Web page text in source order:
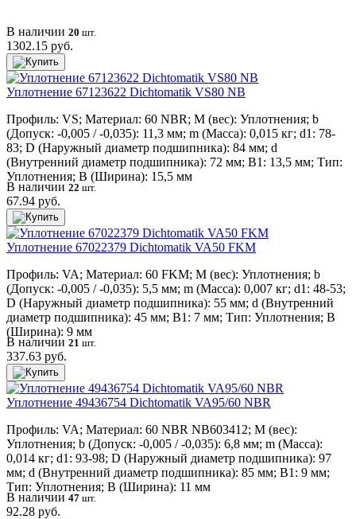
В наличии 20 шт.
1302.15 руб.
Уплотнение 67123622 Dichtomatik VS80 NB
Профиль: VS; Материал: 60 NBR; M (вес): Уплотнения; b
(Допуск: -0,005 / -0,035): 11,3 мм; m (Масса): 0,015 кг; d1: 78-
83; D (Наружный диаметр подшипника): 84 мм; d
(Внутренний диаметр подшипника): 72 мм; B1: 13,5 мм; Тип:
Уплотнения; B (Ширина): 15,5 мм
В наличии 22 шт.
67.94 руб.
Уплотнение 67022379 Dichtomatik VA50 FKM
Профиль: VA; Материал: 60 FKM; M (вес): Уплотнения; b
(Допуск: -0,005 / -0,035): 5,5 мм; m (Масса): 0,007 кг; d1: 48-53;
D (Наружный диаметр подшипника): 55 мм; d (Внутренний
диаметр подшипника): 45 мм; B1: 7 мм; Тип: Уплотнения; B
(Ширина): 9 мм
В наличии 21 шт.
337.63 руб.
Уплотнение 49436754 Dichtomatik VA95/60 NBR
Профиль: VA; Материал: 60 NBR NB603412; M (вес):
Уплотнения; b (Допуск: -0,005 / -0,035): 6,8 мм; m (Масса):
0,014 кг; d1: 93-98; D (Наружный диаметр подшипника): 97
мм; d (Внутренний диаметр подшипника): 85 мм; B1: 9 мм;
Тип: Уплотнения; B (Ширина): 11 мм
В наличии 47 шт.
92.28 руб.